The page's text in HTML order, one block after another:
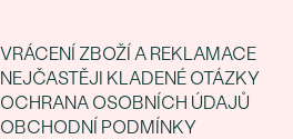
VRÁCENÍ ZBOŽÍ A REKLAMACE
NEJČASTĚJI KLADENÉ OTÁZKY
OCHRANA OSOBNÍCH ÚDAJŮ
OBCHODNÍ PODMÍNKY